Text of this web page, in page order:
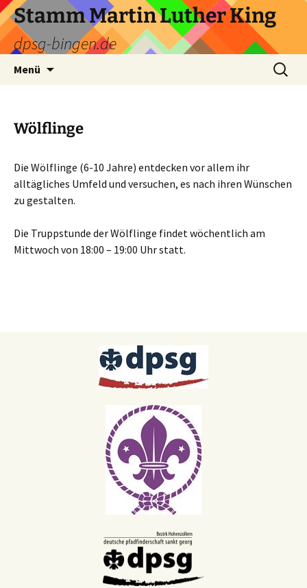
Zum
Inhalt
springen
Stamm Martin Luther King
dpsg-bingen.de
Menü
Suchen
nach:
Wölflinge
Die Wölflinge (6-10 Jahre) entdecken vor allem ihr
alltägliches Umfeld und versuchen, es nach ihren Wünschen
zu gestalten.
Die Truppstunde der Wölflinge findet wöchentlich am
Mittwoch von 18:00 – 19:00 Uhr statt.